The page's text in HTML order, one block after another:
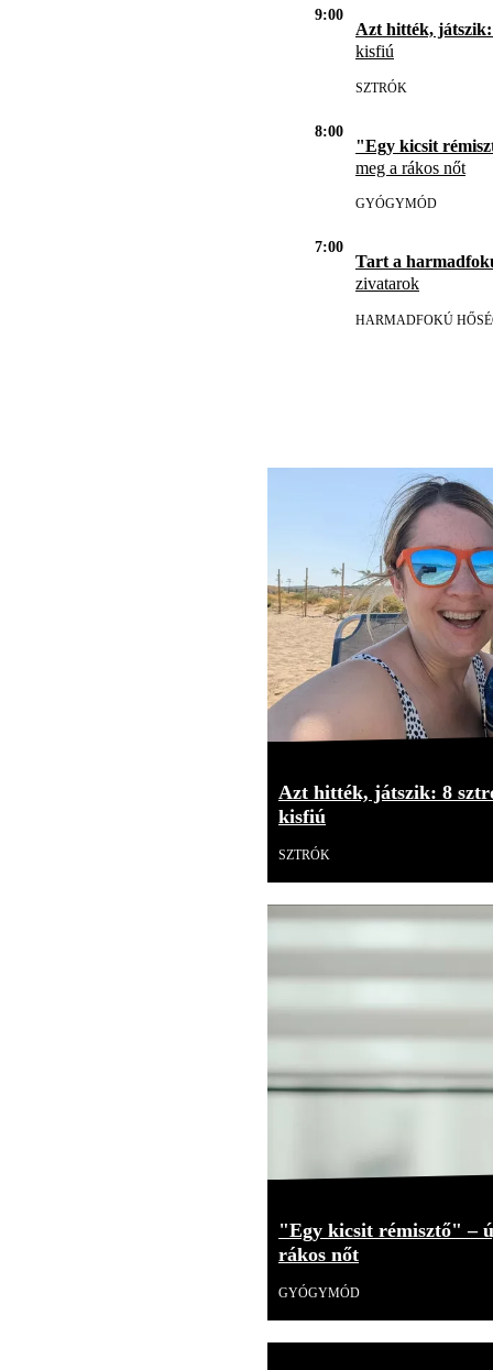
9:00
Azt hitték, játszik:
kisfiú
SZTRÓK
8:00
"Egy kicsit
meg a rákos nőt
GYÓGYMÓD
7:00
Tart a
zivatarok
HARMADFOKÚ
Azt hitték, játszik: 8
kisfiú
SZTRÓK
"Egy kicsit rémisztő" –
rákos nőt
GYÓGYMÓD